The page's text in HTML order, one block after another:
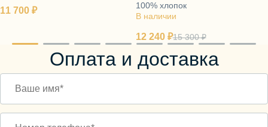
11 700 ₽
12 240 ₽15 300 ₽
В наличии
пепельная комета
100% хлопок
Оплата и доставка